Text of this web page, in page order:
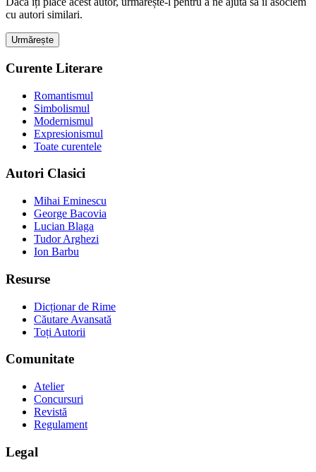
cu autori similari.
Urmărește
Curente Literare
Romantismul
Simbolismul
Modernismul
Expresionismul
Toate curentele
Autori Clasici
Mihai Eminescu
George Bacovia
Lucian Blaga
Tudor Arghezi
Ion Barbu
Resurse
Dicționar de Rime
Căutare Avansată
Toți Autorii
Comunitate
Atelier
Concursuri
Revistă
Regulament
Legal